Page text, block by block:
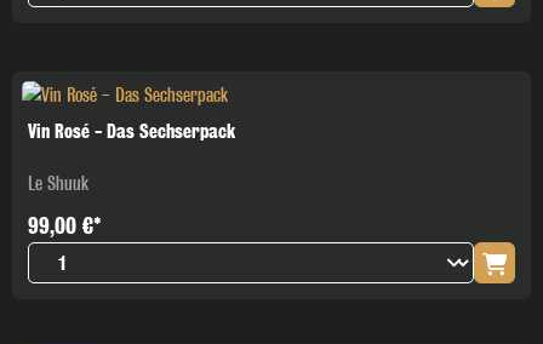
Vin Rosé - Das Sechserpack
Le Shuuk
99,00 €*